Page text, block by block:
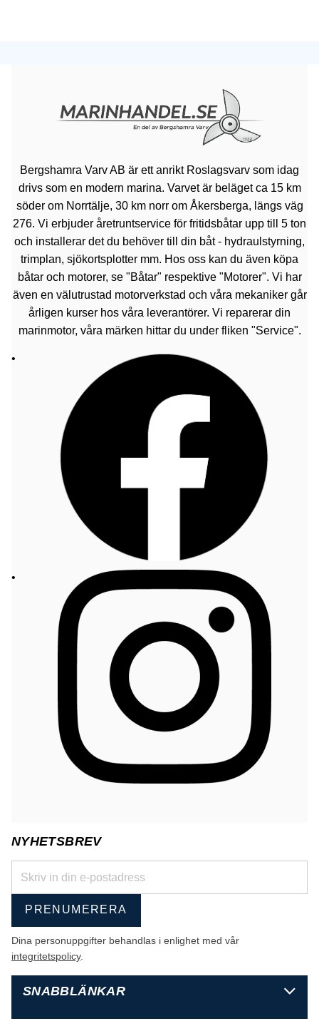
Bergshamra Varv AB är ett anrikt Roslagsvarv som idag
drivs som en modern marina. Varvet är beläget ca 15 km
söder om Norrtälje, 30 km norr om Åkersberga, längs väg
276. Vi erbjuder åretruntservice för fritidsbåtar upp till 5 ton
och installerar det du behöver till din båt - hydraulstyrning,
trimplan, sjökortsplotter mm. Hos oss kan du även köpa
båtar och motorer, se "Båtar" respektive "Motorer". Vi har
även en välutrustad motorverkstad och våra mekaniker går
årligen kurser hos våra leverantörer. Vi reparerar din
marinmotor, våra märken hittar du under fliken "Service".
NYHETSBREV
PRENUMERERA
Dina personuppgifter behandlas i enlighet med vår
integritetspolicy.
SNABBLÄNKAR